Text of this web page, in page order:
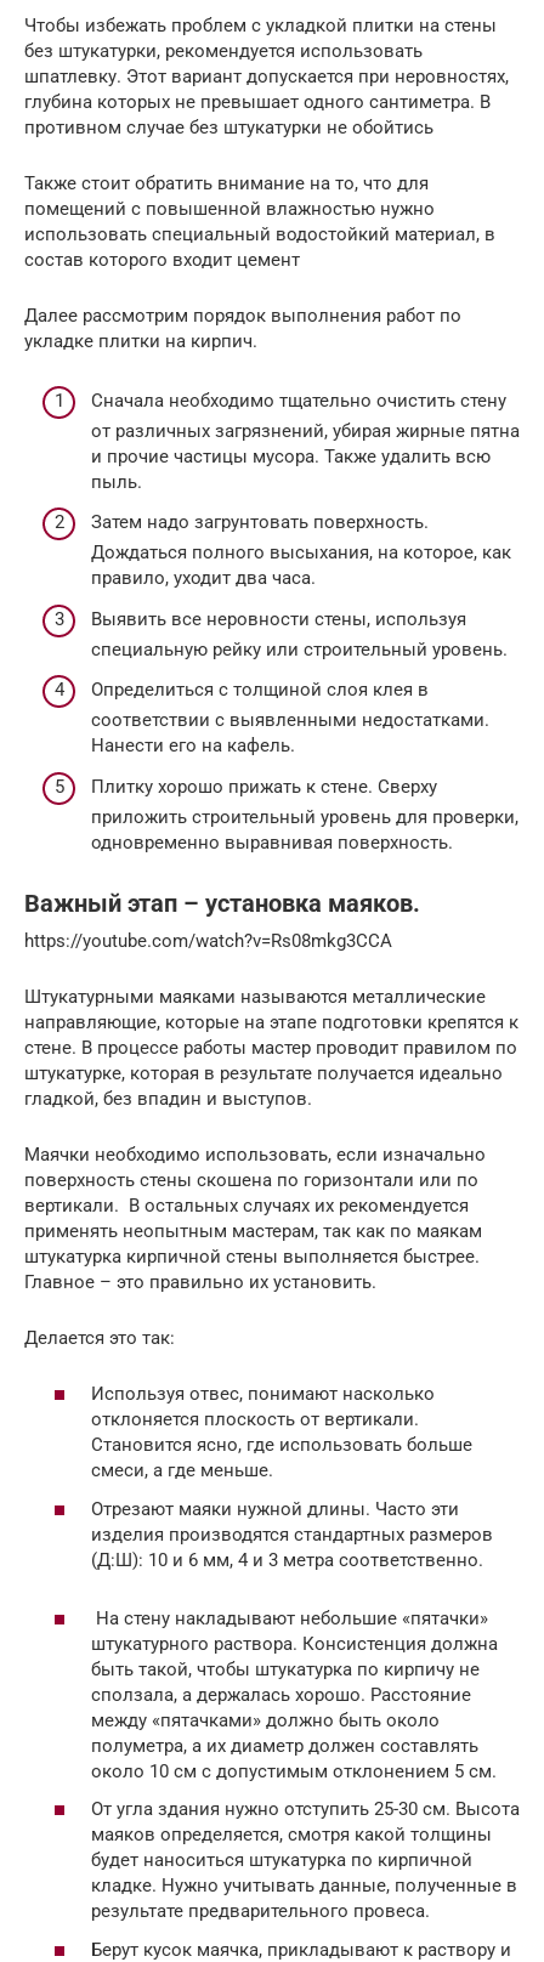
Чтобы избежать проблем с укладкой плитки на стены
без штукатурки, рекомендуется использовать
шпатлевку. Этот вариант допускается при неровностях,
глубина которых не превышает одного сантиметра. В
противном случае без штукатурки не обойтись
Также стоит обратить внимание на то, что для
помещений с повышенной влажностью нужно
использовать специальный водостойкий материал, в
состав которого входит цемент
Далее рассмотрим порядок выполнения работ по
укладке плитки на кирпич.
Сначала необходимо тщательно очистить стену
от различных загрязнений, убирая жирные пятна
и прочие частицы мусора. Также удалить всю
пыль.
Затем надо загрунтовать поверхность.
Дождаться полного высыхания, на которое, как
правило, уходит два часа.
Выявить все неровности стены, используя
специальную рейку или строительный уровень.
Определиться с толщиной слоя клея в
соответствии с выявленными недостатками.
Нанести его на кафель.
Плитку хорошо прижать к стене. Сверху
приложить строительный уровень для проверки,
одновременно выравнивая поверхность.
Важный этап – установка маяков.
https://youtube.com/watch?v=Rs08mkg3CCA
Штукатурными маяками называются металлические
направляющие, которые на этапе подготовки крепятся к
стене. В процессе работы мастер проводит правилом по
штукатурке, которая в результате получается идеально
гладкой, без впадин и выступов.
Маячки необходимо использовать, если изначально
поверхность стены скошена по горизонтали или по
вертикали. В остальных случаях их рекомендуется
применять неопытным мастерам, так как по маякам
штукатурка кирпичной стены выполняется быстрее.
Главное – это правильно их установить.
Делается это так:
Используя отвес, понимают насколько
отклоняется плоскость от вертикали.
Становится ясно, где использовать больше
смеси, а где меньше.
Отрезают маяки нужной длины. Часто эти
изделия производятся стандартных размеров
(Д:Ш): 10 и 6 мм, 4 и 3 метра соответственно.
На стену накладывают небольшие «пятачки»
штукатурного раствора. Консистенция должна
быть такой, чтобы штукатурка по кирпичу не
сползала, а держалась хорошо. Расстояние
между «пятачками» должно быть около
полуметра, а их диаметр должен составлять
около 10 см с допустимым отклонением 5 см.
От угла здания нужно отступить 25-30 см. Высота
маяков определяется, смотря какой толщины
будет наноситься штукатурка по кирпичной
кладке. Нужно учитывать данные, полученные в
результате предварительного провеса.
Берут кусок маячка, прикладывают к раствору и